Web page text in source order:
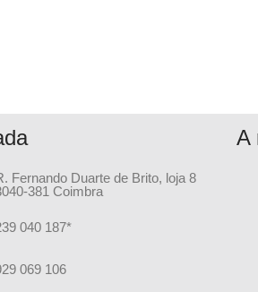
Fernando Duarte de Brito, loja 8
381 Coimbra
040 187*
069 106
A